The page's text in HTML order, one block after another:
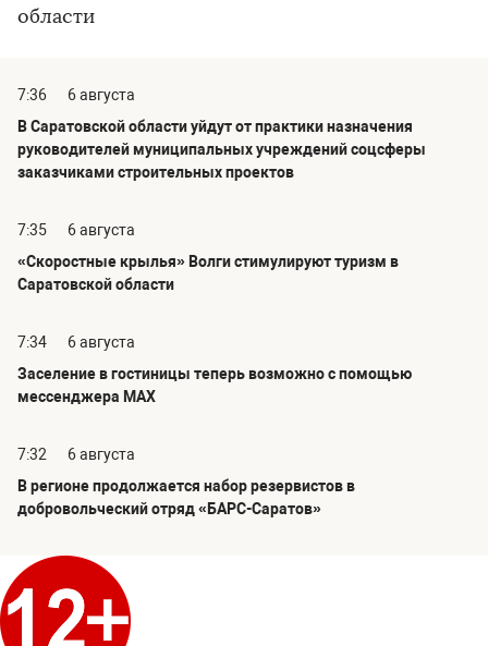
области
7:36
6 августа
В Саратовской области уйдут от практики назначения
руководителей муниципальных учреждений соцсферы
заказчиками строительных проектов
7:35
6 августа
«Скоростные крылья» Волги стимулируют туризм в
Саратовской области
7:34
6 августа
Заселение в гостиницы теперь возможно с помощью
мессенджера MAX
7:32
6 августа
В регионе продолжается набор резервистов в
добровольческий отряд «БАРС-Саратов»